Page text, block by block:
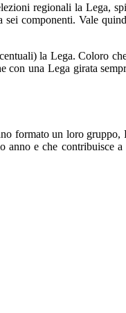
regionali la Lega,
componenti. Vale
la Lega. Coloro
una Lega girata
formato un loro gruppo,
e che contribuisce